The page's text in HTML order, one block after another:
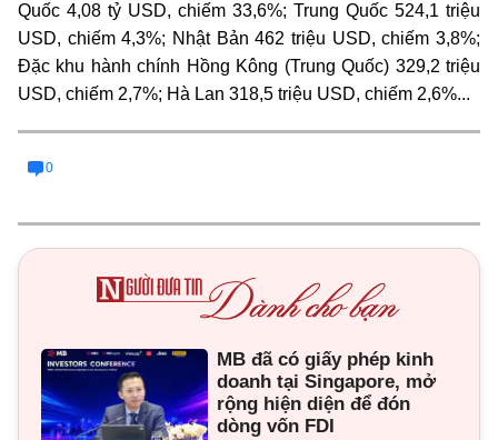
Quốc 4,08 tỷ USD, chiếm 33,6%; Trung Quốc 524,1 triệu
USD, chiếm 4,3%; Nhật Bản 462 triệu USD, chiếm 3,8%;
Đặc khu hành chính Hồng Kông (Trung Quốc) 329,2 triệu
USD, chiếm 2,7%; Hà Lan 318,5 triệu USD, chiếm 2,6%...
0
MB đã có giấy phép kinh
doanh tại Singapore, mở
rộng hiện diện để đón
dòng vốn FDI